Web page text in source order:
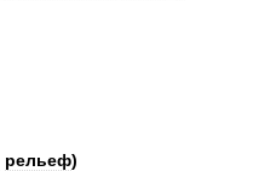
рельеф)